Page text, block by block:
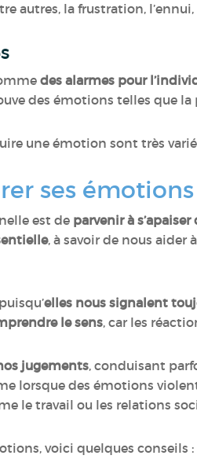
autres, la frustration,
des alarmes pour
des émotions telles que la
une émotion sont très
ses émotions
est de parvenir à
, à savoir de nous aider
elles nous signalent
le sens, car les
jugements, conduisant
lorsque des émotions
le travail ou les relations
voici quelques conseils :